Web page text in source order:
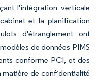
l'intégration verticale
et la planification
d'étranglement ont
de données PIMS
conforme PCI, et des
matière de confidentialité